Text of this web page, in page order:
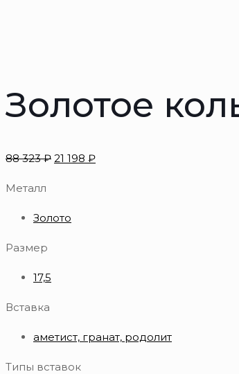
Золотое
88 323₽ 21 198 ₽
Металл
Золото
Размер
17,5
Вставка
аметист, гранат, родолит
Типы вставок